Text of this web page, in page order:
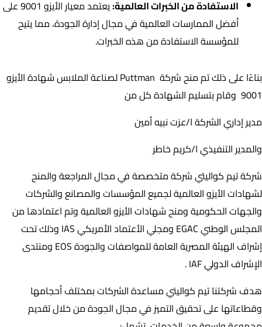
الاستفادة من الخبرات العالمية:
يعتمد معيار الأيزو 9001 على
أفضل الممارسات العالمية في مجال إدارة الجودة، مما يتيح
للمؤسسة الاستفادة من هذه الخبرات.
بناءًا على ذلك تم منح شركة Puttman لصناعة الملابس شهادة الأيزو
9001 وقام بتسليم الشهادة كل من
مدير إداري الشركة ا/عزت نبيه أمين
والمدير التنفيذي ا/كريم خاطر
شركة تيم كواليتي شركة متخصصة في مجال المراجعة والمنح
لشهادات الأيزو العالمية لجميع المؤسسات والمصانع والشركات
والجهات الحكومية ومنح شهادات الأيزو العالمية وتم اعتمادها من
المجلس الوطني EGAC ومجلي الأعتماد الأمريكي IAS وذلك تحت
إشراف الهيئة المصرية العامة للمواصفات والجودة EOS ومنتدى
الإشراف الدولي IAF .
هدف شركتنا تيم كواليتي مساعدة الشركات بمختلف أحجامها
وقطاعاتها على تحقيق التميز في مجال الجودة من خلال تقديم